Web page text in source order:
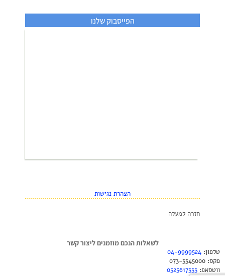
הפייסבוק שלנו
הצהרת נגישות
חזרה למעלה
לשאלות הנכם מוזמנים ליצור קשר
טלפון: 04-9999524
פקס: 073-3345000
ווטסאפ: 0525617333